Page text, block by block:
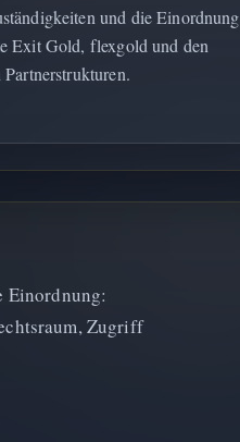
und die Einordnung
Exit Gold, flexgold und den
Einordnung:
Zugriff